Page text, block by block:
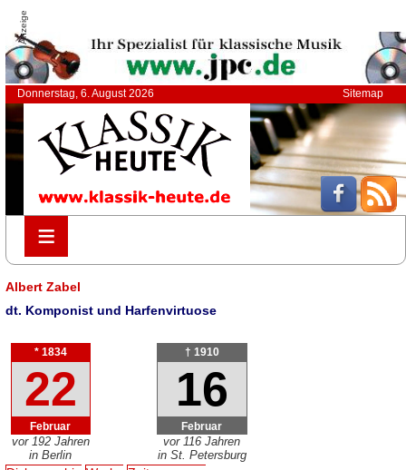
Anzeige
Donnerstag, 6. August 2026 Sitemap
≡
≡
Albert Zabel
dt. Komponist und Harfenvirtuose
* 1834
22
Februar
vor 192 Jahren
in Berlin
† 1910
16
Februar
vor 116 Jahren
in St. Petersburg